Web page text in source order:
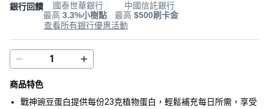
銀行回饋
國泰世華銀行
最高 3.3%小樹點
中國信託銀行
最高 $500刷卡金
查看所有銀行優惠活動
商品特色
戰神豌豆蛋白提供每份23克植物蛋白，輕鬆補充每日所需，享受